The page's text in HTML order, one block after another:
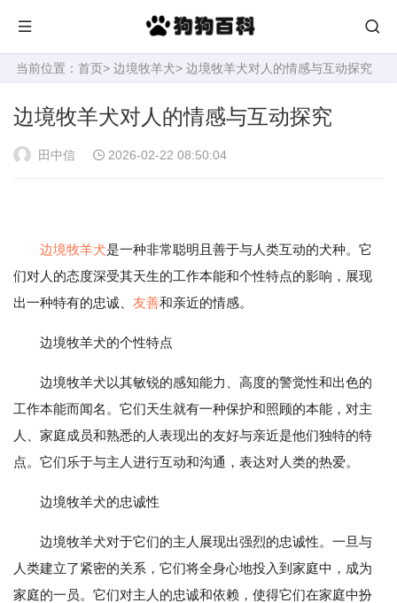
当前位置： 首页> 边境牧羊犬> 边境牧羊犬对人的情感与互动探究
边境牧羊犬对人的情感与互动探究
田中信 2026-02-22 08:50:04
边境牧羊犬是一种非常聪明且善于与人类互动的犬种。它
们对人的态度深受其天生的工作本能和个性特点的影响，展现
出一种特有的忠诚、 友善和亲近的情感。
边境牧羊犬的个性特点
边境牧羊犬以其敏锐的感知能力、高度的警觉性和出色的
工作本能而闻名。它们天生就有一种保护和照顾的本能，对主
人、家庭成员和熟悉的人表现出的友好与亲近是他们独特的特
点。它们乐于与主人进行互动和沟通，表达对人类的热爱。
边境牧羊犬的忠诚性
边境牧羊犬对于它们的主人展现出强烈的忠诚性。一旦与
人类建立了紧密的关系，它们将全身心地投入到家庭中，成为
家庭的一员。它们对主人的忠诚和依赖，使得它们在家庭中扮